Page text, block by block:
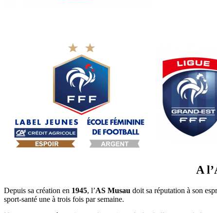
A l’
Depuis sa création en 1945, l’AS Musau doit sa réputation à son
sport-santé une à trois fois par semaine.